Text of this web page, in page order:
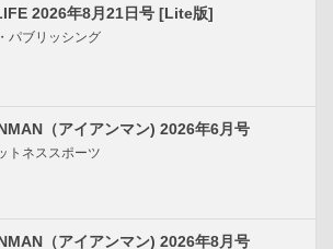
2026年8月21日号 [Lite版]
パブリッシング
（アイアンマン) 2026年6月号
トネススポーツ
（アイアンマン) 2026年8月号